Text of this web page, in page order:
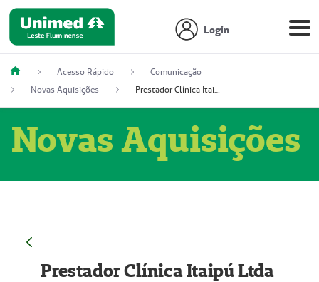
Login
Acesso Rápido
Comunicação
Novas Aquisições
Prestador Clínica Itaipú Ltda (51004348-2)
Novas Aquisições
Prestador Clínica Itaipú Ltda